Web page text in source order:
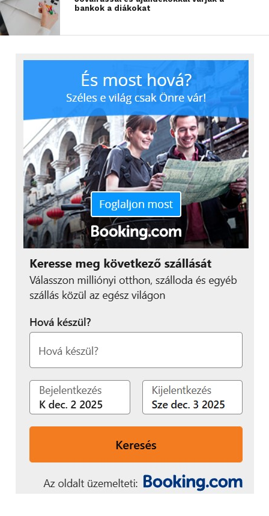
További friss híreket talál aTechnokrata
Csatlakozzon hozzánk a
bankok a diákokat